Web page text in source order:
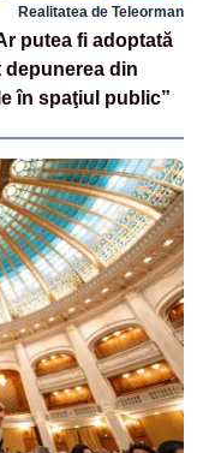
Realitatea de Teleorman
putea fi adoptată
depunerea din
în spaţiul public”